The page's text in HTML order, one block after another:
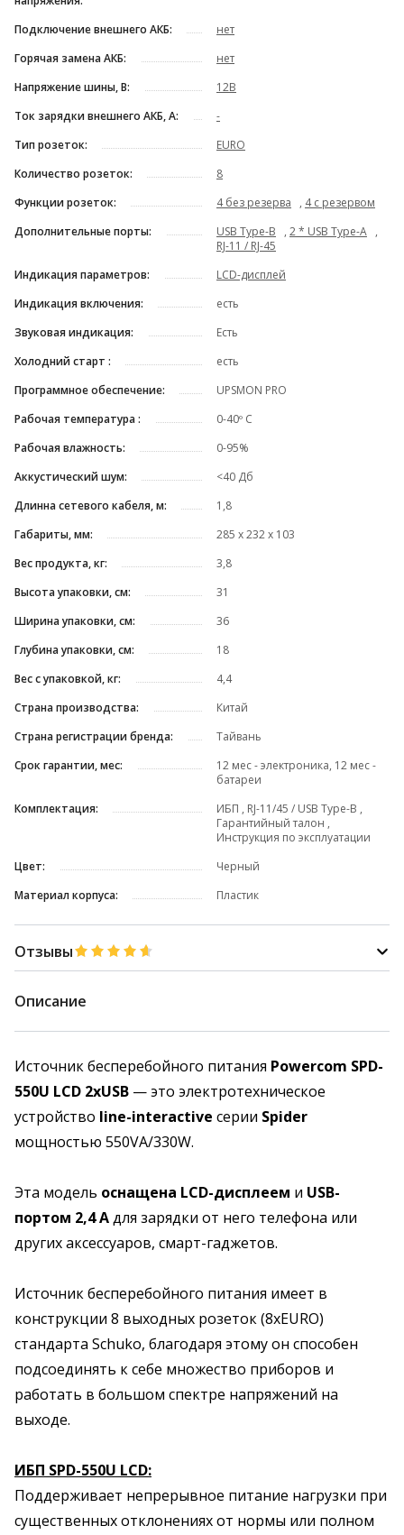
Подключение внешнего АКБ:
нет
Горячая замена АКБ:
нет
Напряжение шины, В:
12В
Ток зарядки внешнего АКБ, А:
-
Тип розеток:
EURO
Количество розеток:
8
Функции розеток:
4 без резерва , 4 с резервом
Дополнительные порты:
USB Type-B , 2 * USB Type-A ,
RJ-11 / RJ-45
Индикация параметров:
LCD-дисплей
Индикация включения:
есть
Звуковая индикация:
Есть
Холодний старт :
есть
Программное обеспечение:
UPSMON PRO
Рабочая температура :
0-40º C
Рабочая влажность:
0-95%
Аккустический шум:
<40 Дб
Длинна сетевого кабеля, м:
1,8
Габариты, мм:
285 х 232 х 103
Вес продукта, кг:
3,8
Высота упаковки, см:
31
Ширина упаковки, см:
36
Глубина упаковки, см:
18
Вес с упаковкой, кг:
4,4
Страна производства:
Китай
Страна регистрации бренда:
Тайвань
Срок гарантии, мес:
12 мес - электроника, 12 мес -
батареи
Комплектация:
ИБП , RJ-11/45 / USB Type-B ,
Гарантийный талон ,
Инструкция по эксплуатации
Цвет:
Черный
Материал корпуса:
Пластик
Отзывы
Описание
Источник бесперебойного питания Powercom SPD-
550U LCD 2хUSB — это электротехническое
устройство line-interactive серии Spider
мощностью 550VA/330W.
Эта модель оснащена LCD-дисплеем и USB-
портом 2,4 Адля зарядки от него телефона или
других аксессуаров, смарт-гаджетов.
Источник бесперебойного питания имеет в
конструкции 8 выходных розеток (8хEURO)
стандарта Schuko, благодаря этому он способен
подсоединять к себе множество приборов и
работать в большом спектре напряжений на
выходе.
ИБП SPD-550U LCD:
Поддерживает непрерывное питание нагрузки при
существенных отклонениях от нормы или полном